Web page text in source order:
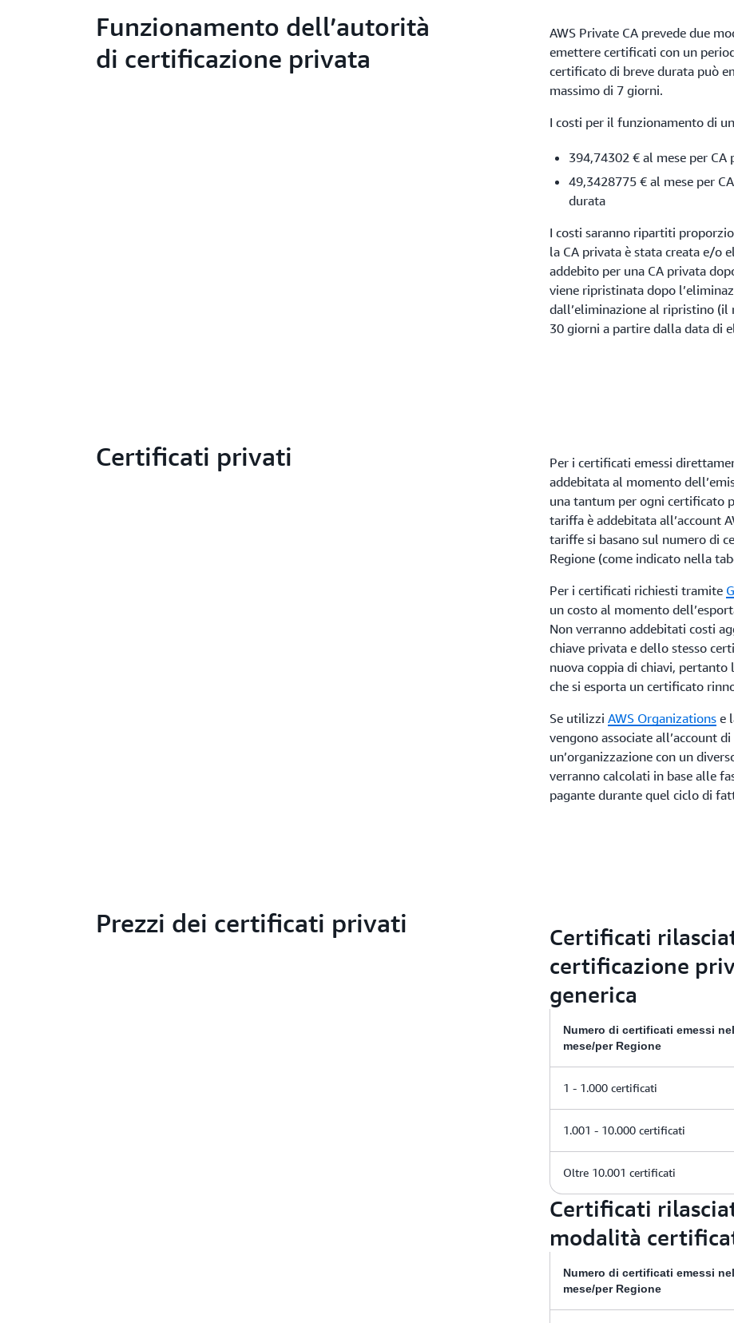
Funzionamento dell’autorità
di certificazione privata
AWS Private CA prevede due
emettere certificati con un
certificato di breve durata può
massimo di 7 giorni.
I costi per il funzionamento di
394,74302 € al mese per
49,3428775 € al mese per
durata
I costi saranno ripartiti
la CA privata è stata creata e/o
addebito per una CA privata
viene ripristinata dopo
dall’eliminazione al ripristino (il
30 giorni a partire dalla data di
Certificati privati
Per i certificati emessi
addebitata al momento
una tantum per ogni certificato
tariffa è addebitata all’account
tariffe si basano sul numero di
Regione (come indicato nella
Per i certificati richiesti tramite
un costo al momento
Non verranno addebitati costi
chiave privata e dello stesso
nuova coppia di chiavi,
che si esporta un certificato
Se utilizzi AWS Organizations e
vengono associate all’account
un’organizzazione con un
verranno calcolati in base alle
pagante durante quel ciclo di
Prezzi dei certificati privati
Certificati
certificazione
generica
Numero di certificati emessi nel
mese/per Regione
1 - 1.000 certificati
1.001 - 10.000 certificati
Oltre 10.001 certificati
Certificati
modalità
Numero di certificati emessi nel
mese/per Regione